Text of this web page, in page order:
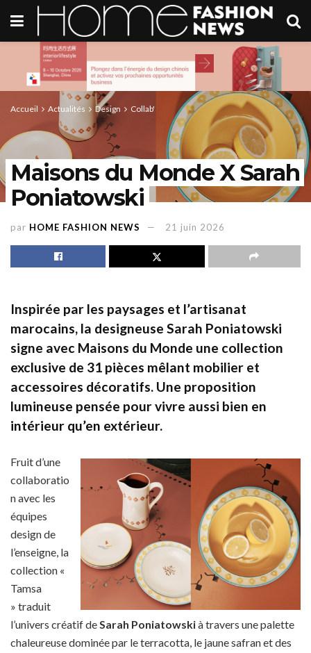
Accueil Actualités Design Collab'
Maisons du Monde X Sarah
Poniatowski
par HOME FASHION NEWS 21 juin 2026
Inspirée par les paysages et l’artisanat
marocains, la designeuse Sarah Poniatowski
signe avec Maisons du Monde une collection
exclusive de 31 pièces mêlant mobilier et
accessoires décoratifs. Une proposition
lumineuse pensée pour vivre aussi bien en
intérieur qu’en extérieur.
Fruit d’une
collaboratio
n avec les
équipes
design de
l’enseigne, la
collection «
Tamsa
» traduit
l’univers créatif deSarah Poniatowskià travers une palette
chaleureuse dominée par le terracotta, le jaune safran et des